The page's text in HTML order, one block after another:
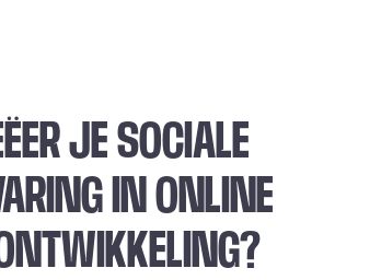
JE SOCIALE
IN ONLINE